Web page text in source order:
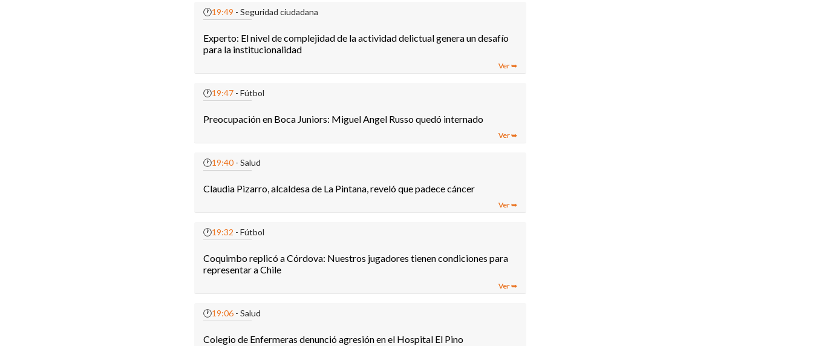
🕐19:49 - Seguridad ciudadana
Experto: El nivel de complejidad de la actividad delictual genera un desafío
para la institucionalidad
🕐19:47- Fútbol
Preocupación en Boca Juniors: Miguel Angel Russo quedó internado
🕐19:40- Salud
Claudia Pizarro, alcaldesa de La Pintana, reveló que padece cáncer
🕐19:32 - Fútbol
Coquimbo replicó a Córdova: Nuestros jugadores tienen condiciones para
representar a Chile
🕐19:06- Salud
Colegio de Enfermeras denunció agresión en el Hospital El Pino